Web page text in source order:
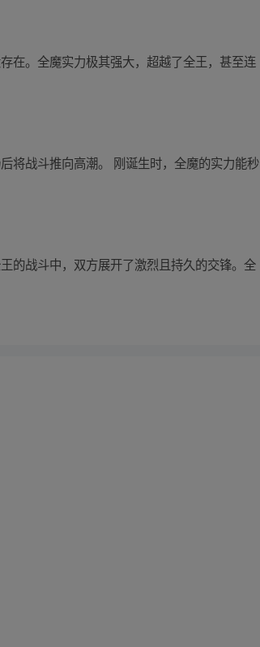
在。全魔实力极其强大，超越了全王，甚至连
将战斗推向高潮。 刚诞生时，全魔的实力能秒
的战斗中，双方展开了激烈且持久的交锋。全